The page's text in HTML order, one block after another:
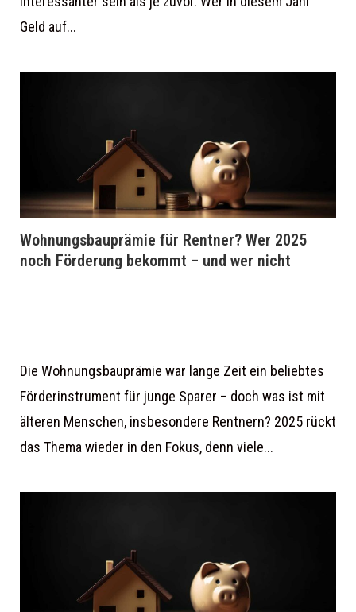
Geld auf...
Wohnungsbauprämie für Rentner? Wer 2025
noch Förderung bekommt – und wer nicht
Die Wohnungsbauprämie war lange Zeit ein beliebtes
Förderinstrument für junge Sparer – doch was ist mit
älteren Menschen, insbesondere Rentnern? 2025 rückt
das Thema wieder in den Fokus, denn viele...